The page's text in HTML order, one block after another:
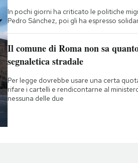
In pochi giorni ha criticato le politiche
Pedro Sánchez, poi gli ha espresso
Il comune di Roma non sa
segnaletica stradale
Per legge dovrebbe usare una certa
rifare i cartelli e rendicontarne al
nessuna delle due